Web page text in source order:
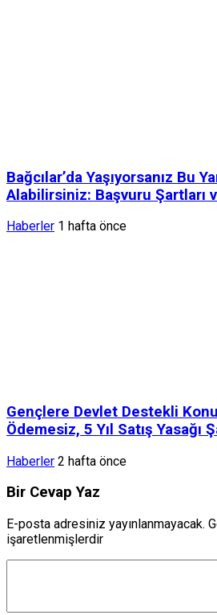
Bağcılar’da Yaşıyorsanız Bu
Alabilirsiniz: Başvuru Şartları
Haberler 1 hafta önce
Gençlere Devlet Destekli
Ödemesiz, 5 Yıl Satış Yasağı
Haberler 2 hafta önce
Bir Cevap Yaz
E-posta adresiniz yayınlanmayacak.
işaretlenmişlerdir